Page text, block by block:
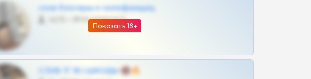
Показать 18+
слив блогерш и онлифанщиц
@MILKPRIVATES39BOT
СЛИВ ТГ 18 | ШКОДЫ 🔞🔥